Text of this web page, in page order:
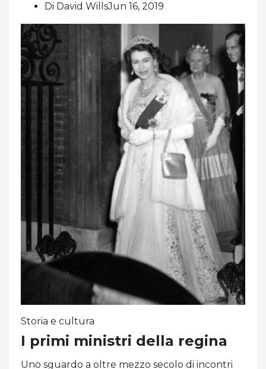
Di David WillsJun 16, 2019
Storia e cultura
I primi ministri della regina
Uno sguardo a oltre mezzo secolo di incontri